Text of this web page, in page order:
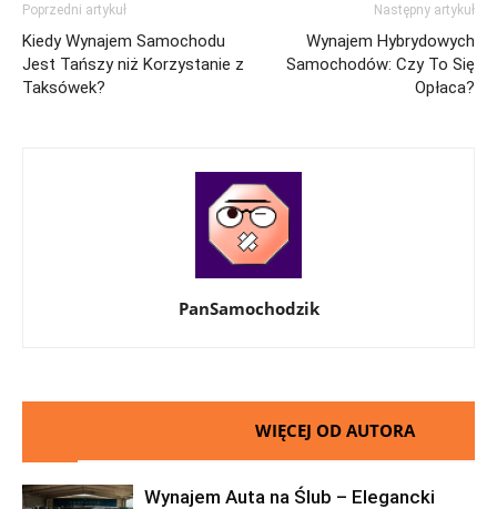
Poprzedni artykuł
Kiedy Wynajem Samochodu
Jest Tańszy niż Korzystanie z
Taksówek?
Następny artykuł
Wynajem Hybrydowych
Samochodów: Czy To Się
Opłaca?
PanSamochodzik
WIĘCEJ OD AUTORA
Wynajem Auta na Ślub – Elegancki